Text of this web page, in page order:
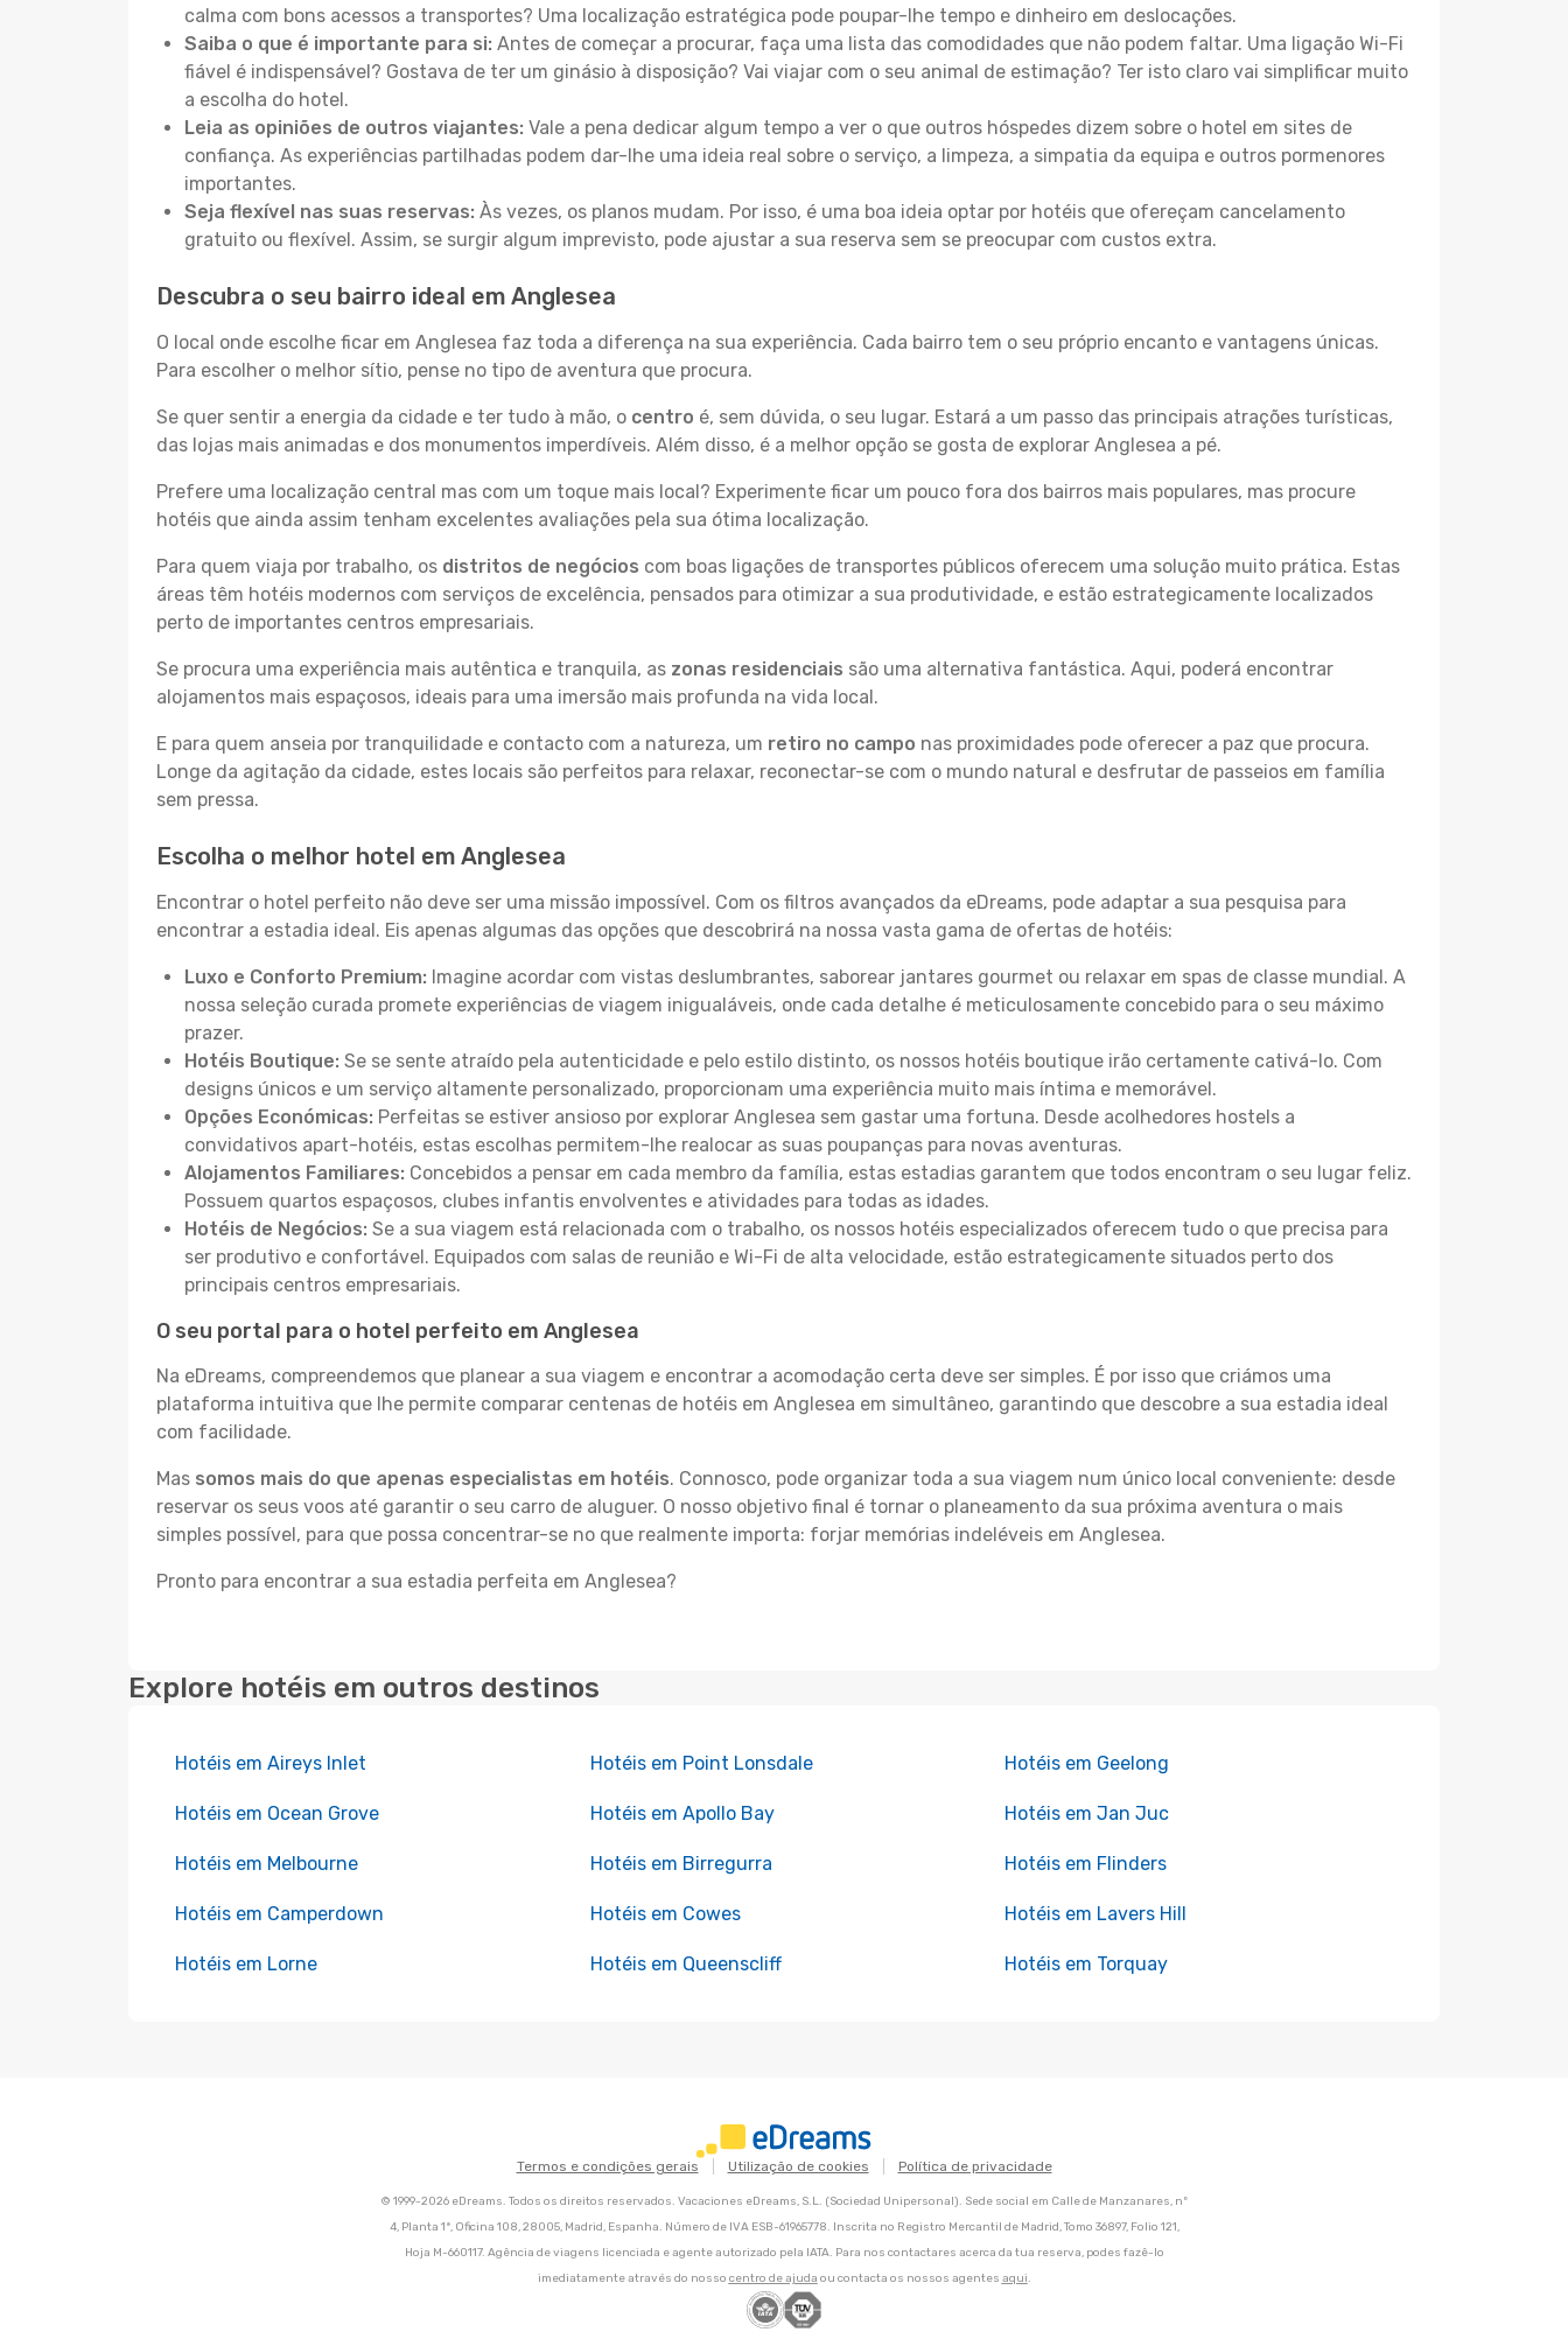
calma com bons acessos a transportes? Uma localização estratégica pode poupar-lhe tempo e dinheiro em deslocações.
Saiba o que é importante para si: Antes de começar a procurar, faça uma lista das comodidades que não podem faltar. Uma ligação Wi-Fi
fiável é indispensável? Gostava de ter um ginásio à disposição? Vai viajar com o seu animal de estimação? Ter isto claro vai simplificar muito
a escolha do hotel.
Leia as opiniões de outros viajantes: Vale a pena dedicar algum tempo a ver o que outros hóspedes dizem sobre o hotel em sites de
confiança. As experiências partilhadas podem dar-lhe uma ideia real sobre o serviço, a limpeza, a simpatia da equipa e outros pormenores
importantes.
Seja flexível nas suas reservas: Às vezes, os planos mudam. Por isso, é uma boa ideia optar por hotéis que ofereçam cancelamento
gratuito ou flexível. Assim, se surgir algum imprevisto, pode ajustar a sua reserva sem se preocupar com custos extra.
Descubra o seu bairro ideal em Anglesea
O local onde escolhe ficar em Anglesea faz toda a diferença na sua experiência. Cada bairro tem o seu próprio encanto e vantagens únicas.
Para escolher o melhor sítio, pense no tipo de aventura que procura.
Se quer sentir a energia da cidade e ter tudo à mão, o centro é, sem dúvida, o seu lugar. Estará a um passo das principais atrações turísticas,
das lojas mais animadas e dos monumentos imperdíveis. Além disso, é a melhor opção se gosta de explorar Anglesea a pé.
Prefere uma localização central mas com um toque mais local? Experimente ficar um pouco fora dos bairros mais populares, mas procure
hotéis que ainda assim tenham excelentes avaliações pela sua ótima localização.
Para quem viaja por trabalho, os distritos de negócios com boas ligações de transportes públicos oferecem uma solução muito prática. Estas
áreas têm hotéis modernos com serviços de excelência, pensados para otimizar a sua produtividade, e estão estrategicamente localizados
perto de importantes centros empresariais.
Se procura uma experiência mais autêntica e tranquila, as zonas residenciais são uma alternativa fantástica. Aqui, poderá encontrar
alojamentos mais espaçosos, ideais para uma imersão mais profunda na vida local.
E para quem anseia por tranquilidade e contacto com a natureza, um retiro no campo nas proximidades pode oferecer a paz que procura.
Longe da agitação da cidade, estes locais são perfeitos para relaxar, reconectar-se com o mundo natural e desfrutar de passeios em família
sem pressa.
Escolha o melhor hotel em Anglesea
Encontrar o hotel perfeito não deve ser uma missão impossível. Com os filtros avançados da eDreams, pode adaptar a sua pesquisa para
encontrar a estadia ideal. Eis apenas algumas das opções que descobrirá na nossa vasta gama de ofertas de hotéis:
Luxo e Conforto Premium: Imagine acordar com vistas deslumbrantes, saborear jantares gourmet ou relaxar em spas de classe mundial. A
nossa seleção curada promete experiências de viagem inigualáveis, onde cada detalhe é meticulosamente concebido para o seu máximo
prazer.
Hotéis Boutique: Se se sente atraído pela autenticidade e pelo estilo distinto, os nossos hotéis boutique irão certamente cativá-lo. Com
designs únicos e um serviço altamente personalizado, proporcionam uma experiência muito mais íntima e memorável.
Opções Económicas: Perfeitas se estiver ansioso por explorar Anglesea sem gastar uma fortuna. Desde acolhedores hostels a
convidativos apart-hotéis, estas escolhas permitem-lhe realocar as suas poupanças para novas aventuras.
Alojamentos Familiares: Concebidos a pensar em cada membro da família, estas estadias garantem que todos encontram o seu lugar feliz.
Possuem quartos espaçosos, clubes infantis envolventes e atividades para todas as idades.
Hotéis de Negócios: Se a sua viagem está relacionada com o trabalho, os nossos hotéis especializados oferecem tudo o que precisa para
ser produtivo e confortável. Equipados com salas de reunião e Wi-Fi de alta velocidade, estão estrategicamente situados perto dos
principais centros empresariais.
O seu portal para o hotel perfeito em Anglesea
Na eDreams, compreendemos que planear a sua viagem e encontrar a acomodação certa deve ser simples. É por isso que criámos uma
plataforma intuitiva que lhe permite comparar centenas de hotéis em Anglesea em simultâneo, garantindo que descobre a sua estadia ideal
com facilidade.
Mas somos mais do que apenas especialistas em hotéis. Connosco, pode organizar toda a sua viagem num único local conveniente: desde
reservar os seus voos até garantir o seu carro de aluguer. O nosso objetivo final é tornar o planeamento da sua próxima aventura o mais
simples possível, para que possa concentrar-se no que realmente importa: forjar memórias indeléveis em Anglesea.
Pronto para encontrar a sua estadia perfeita em Anglesea?
Explore hotéis em outros destinos
Hotéis em Aireys Inlet Hotéis em Point Lonsdale Hotéis em Geelong
Hotéis em Ocean Grove Hotéis em Apollo Bay Hotéis em Jan Juc
Hotéis em Melbourne Hotéis em Birregurra Hotéis em Flinders
Hotéis em Camperdown Hotéis em Cowes Hotéis em Lavers Hill
Hotéis em Lorne Hotéis em Queenscliff Hotéis em Torquay
Termos e condições gerais Utilização de cookies Política de privacidade
© 1999-2026 eDreams. Todos os direitos reservados. Vacaciones eDreams, S.L. (Sociedad Unipersonal). Sede social em Calle de Manzanares, nº
4, Planta 1ª, Oficina 108, 28005, Madrid, Espanha. Número de IVA ESB-61965778. Inscrita no Registro Mercantil de Madrid, Tomo 36897, Folio 121,
Hoja M-660117. Agência de viagens licenciada e agente autorizado pela IATA. Para nos contactares acerca da tua reserva, podes fazê-lo
imediatamente através do nosso centro de ajuda ou contacta os nossos agentes aqui.